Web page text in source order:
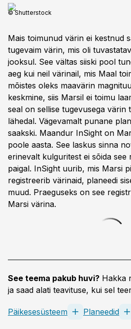
© Shutterstock
Mais toimunud värin ei kestnud
tugevaim värin, mis oli
jooksul. See vältas siiski pool
aeg kui neil värinail, mis Maal
mõistes oleks maavärin
keskmine, siis Marsil ei toimu
seal on sellise tugevusega värin
lähedal. Vägevamalt punane
saakski. Maandur InSight on
poole aasta. See laskus sinna
erinevalt kulguritest ei sõida see
paigal. InSight uurib, mis Marsi
registreerib värinaid, planeedi
muud. Praeguseks on see
Marsi värina.
See teema pakub huvi? Hakka
ja saad alati teavituse, kui sel
Päikesesüsteem Planeedid